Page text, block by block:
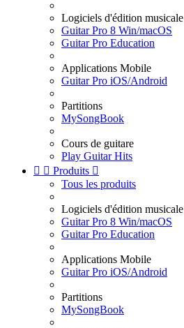
Logiciels d'édition musicale
Guitar Pro 8 Win/macOS
Guitar Pro Education
Applications Mobile
Guitar Pro iOS/Android
Partitions
MySongBook
Cours de guitare
Play Guitar Hits
  Produits 
Tous les produits
Logiciels d'édition musicale
Guitar Pro 8 Win/macOS
Guitar Pro Education
Applications Mobile
Guitar Pro iOS/Android
Partitions
MySongBook